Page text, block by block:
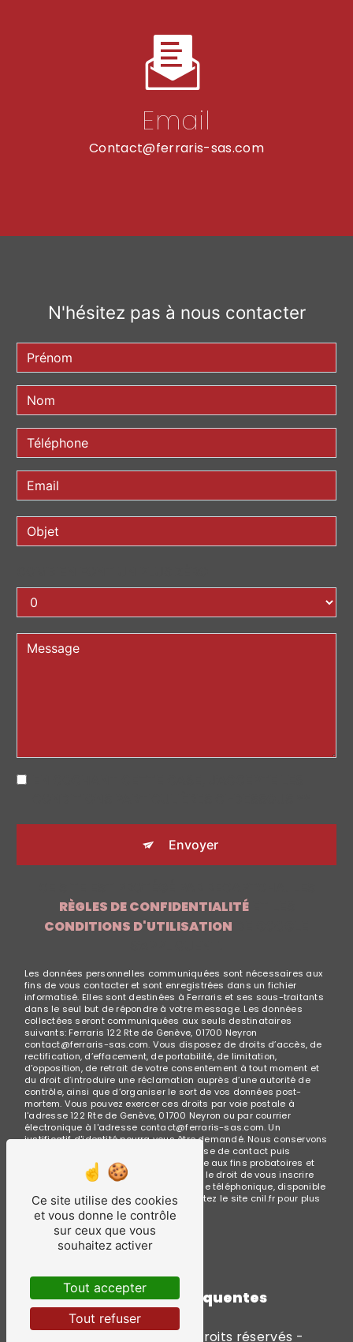
Email
contact@ferraris-sas.com
N'hésitez pas à nous contacter
Envoyer
RÈGLES DE CONFIDENTIALITÉET LES
CONDITIONS D'UTILISATION
Les données personnelles communiquées sont nécessaires aux
fins de vous contacter et sont enregistrées dans un fichier
informatisé. Elles sont destinées à Ferraris et ses sous-traitants
dans le seul but de répondre à votre message. Les données
collectées seront communiquées aux seuls destinataires
suivants: Ferraris 122 Rte de Genève, 01700 Neyron
contact@ferraris-sas.com. Vous disposez de droits d’accès, de
rectification, d’effacement, de portabilité, de limitation,
d’opposition, de retrait de votre consentement à tout moment et
du droit d’introduire une réclamation auprès d’une autorité de
contrôle, ainsi que d’organiser le sort de vos données post-
mortem. Vous pouvez exercer ces droits par voie postale à
l'adresse 122 Rte de Genève, 01700 Neyron ou par courrier
électronique à l'adresse contact@ferraris-sas.com. Un
justificatif d'identité pourra vous être demandé. Nous conservons
vos données pendant la période de prise de contact puis
pendant la durée de prescription légale aux fins probatoires et
de gestion des contentieux. Vous avez le droit de vous inscrire
sur la liste d'opposition au démarchage téléphonique, disponible
à cette adresse:Bloctel.gouv.fr. Consultez le site cnil.fr pour plus
d’informations sur vos droits.
Recherches fréquentes
- 2026 - Tous droits réservés -
Ce site utilise des cookies
et vous donne le contrôle
sur ceux que vous
souhaitez activer
Tout accepter
Tout refuser